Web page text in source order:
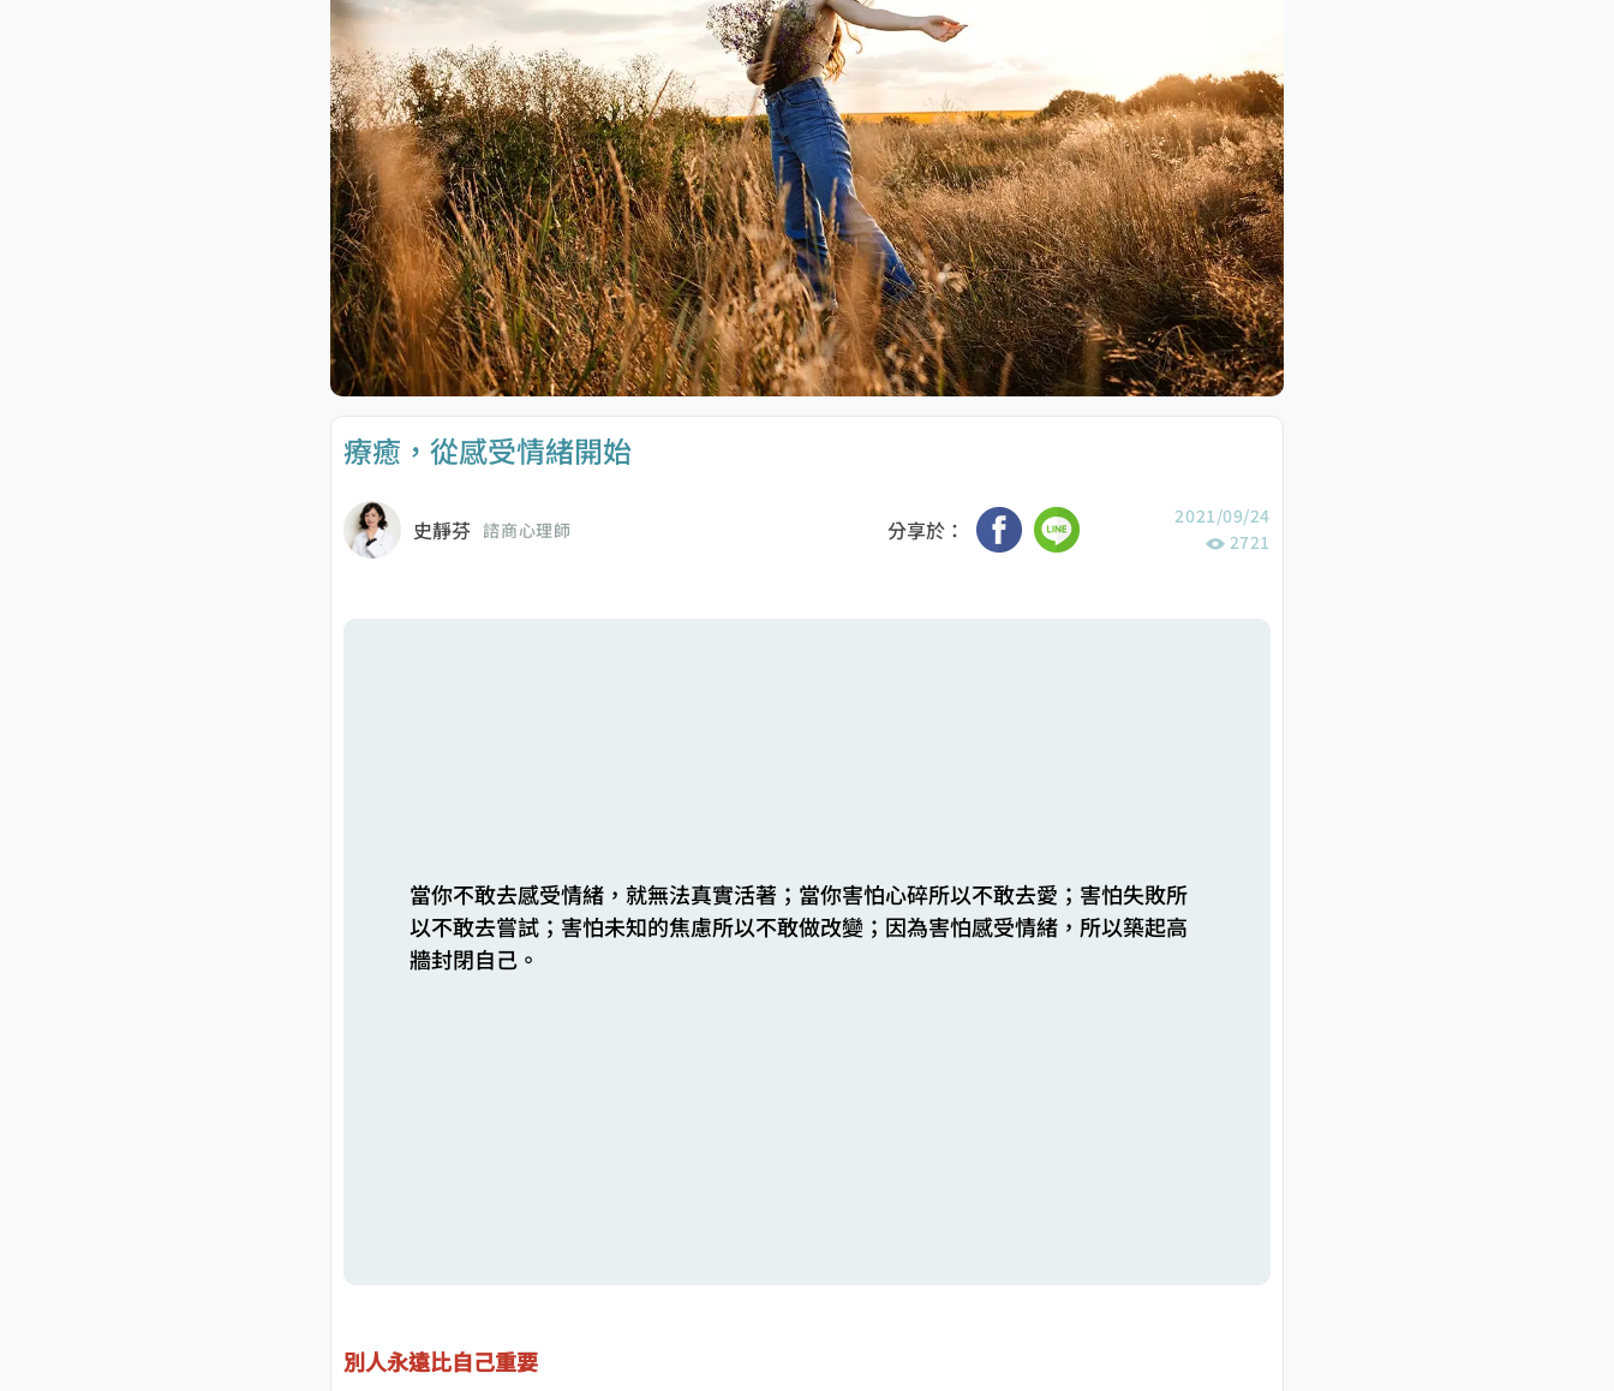
療癒，從感受情緒開始
史靜芬 諮商心理師 分享於：
2021/09/24
2721
當你不敢去感受情緒，就無法真實活著；當你害怕心碎所以不敢去愛；害怕失敗所
以不敢去嘗試；害怕未知的焦慮所以不敢做改變；因為害怕感受情緒，所以築起高
牆封閉自己。
別人永遠比自己重要